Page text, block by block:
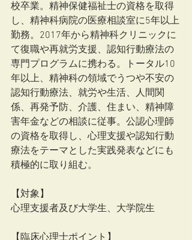
校卒業。精神保健福祉士の資格を取得
し、精神科病院の医療相談室に5年以上
勤務。2017年から精神科クリニックに
て復職や再就労支援、認知行動療法の
専門プログラムに携わる。トータル10
年以上、精神科の領域でうつや不安の
認知行動療法、就労や生活、人間関
係、再発予防、介護、住まい、精神障
害年金などの相談に従事。公認心理師
の資格を取得し、心理支援や認知行動
療法をテーマとした実践発表などにも
積極的に取り組む。
【対象】
心理支援者及び大学生、大学院生
【臨床心理士ポイント】